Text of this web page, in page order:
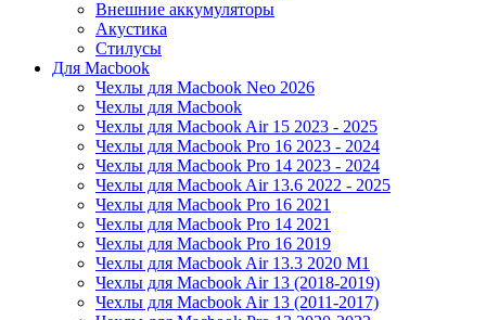
Внешние аккумуляторы
Акустика
Стилусы
Для Macbook
Чехлы для Macbook Neo 2026
Чехлы для Macbook
Чехлы для Macbook Air 15 2023 - 2025
Чехлы для Macbook Pro 16 2023 - 2024
Чехлы для Macbook Pro 14 2023 - 2024
Чехлы для Macbook Air 13.6 2022 - 2025
Чехлы для Macbook Pro 16 2021
Чехлы для Macbook Pro 14 2021
Чехлы для Macbook Pro 16 2019
Чехлы для Macbook Air 13.3 2020 M1
Чехлы для Macbook Air 13 (2018-2019)
Чехлы для Macbook Air 13 (2011-2017)